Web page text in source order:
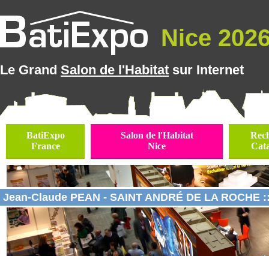
Nice
Le Grand Salon de l'Habitat sur Internet
BatiExpo
France
Salon de l'Habitat
Nice
Jean-Claude PEAN - SAINT ANDRÉ DE LA ROCHE